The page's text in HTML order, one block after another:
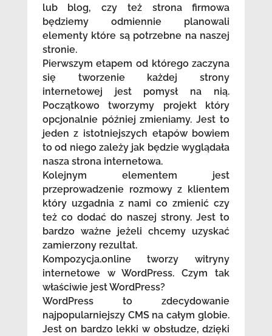
lub blog, czy też strona firmowa
będziemy odmiennie planowali
elementy które są potrzebne na naszej
stronie.
Pierwszym etapem od którego zaczyna
się tworzenie każdej strony
internetowej jest pomysł na nią.
Początkowo tworzymy projekt który
opcjonalnie później zmieniamy. Jest to
jeden z istotniejszych etapów bowiem
to od niego zależy jak będzie wyglądała
nasza strona internetowa.
Kolejnym elementem jest
przeprowadzenie rozmowy z klientem
który uzgadnia z nami co zmienić czy
też co dodać do naszej strony. Jest to
bardzo ważne jeżeli chcemy uzyskać
zamierzony rezultat.
Kompozycja.online tworzy witryny
internetowe w WordPress. Czym tak
właściwie jest WordPress?
WordPress to zdecydowanie
najpopularniejszy CMS na całym globie.
Jest on bardzo lekki w obsłudze, dzięki